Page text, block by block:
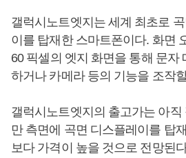
갤럭시노트엣지는 세계 최초로
이를 탑재한 스마트폰이다. 화면
60 픽셀의 엣지 화면을 통해 문자
하거나 카메라 등의 기능을 조작
갤럭시노트엣지의 출고가는 아직
만 측면에 곡면 디스플레이를 탑
보다 가격이 높을 것으로 전망된